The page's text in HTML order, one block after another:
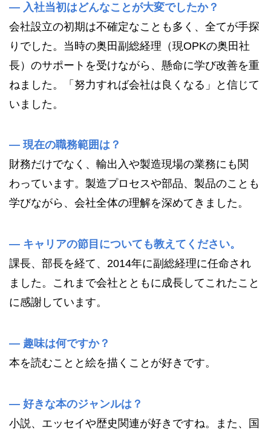
— 入社当初はどんなことが大変でしたか？
会社設立の初期は不確定なことも多く、全てが手探
りでした。当時の奥田副総経理（現OPKの奥田社
長）のサポートを受けながら、懸命に学び改善を重
ねました。「努力すれば会社は良くなる」と信じて
いました。
—現在の職務範囲は？
財務だけでなく、輸出入や製造現場の業務にも関
わっています。製造プロセスや部品、製品のことも
学びながら、会社全体の理解を深めてきました。
— キャリアの節目についても教えてください。
課長、部長を経て、2014年に副総経理に任命され
ました。これまで会社とともに成長してこれたこと
に感謝しています。
— 趣味は何ですか？
本を読むことと絵を描くことが好きです。
— 好きな本のジャンルは？
小説、エッセイや歴史関連が好きですね。また、国